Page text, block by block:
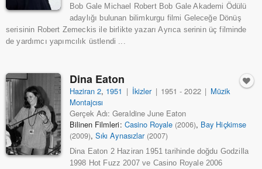
Bob Gale Michael Robert Bob Gale Akademi Ödülü
adaylığı bulunan bilimkurgu filmi Geleceğe Dönüş
serisinin Robert Zemeckis ile birlikte yazarı Ayrıca serinin üç filminde
de yardımcı yapımcılık üstlendi ...
Dina Eaton
Haziran 2, 1951 | İkizler | 1951 - 2022 | Müzik
Montajcısı
Gerçek Adı: Geraldine June Eaton
Bilinen Filmleri: Casino Royale (2006), Bay Hiçkimse
(2009),Sıkı Aynasızlar (2007)
Dina Eaton 2 Haziran 1951 tarihinde doğdu Godzilla
1998 Hot Fuzz 2007 ve Casino Royale 2006